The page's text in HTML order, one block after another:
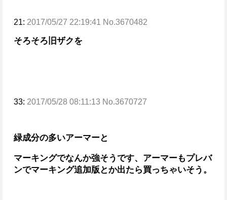
21: 2017/05/27 22:19:41 No.3670482
そろそろ旧ザクを
33: 2017/05/28 08:11:13 No.3670727
緑成分の多いアーマーと
マーキングでなんか強そうです、アーマーもプレバ
ンでマーキング追加版とか出たら買っちゃいそう。